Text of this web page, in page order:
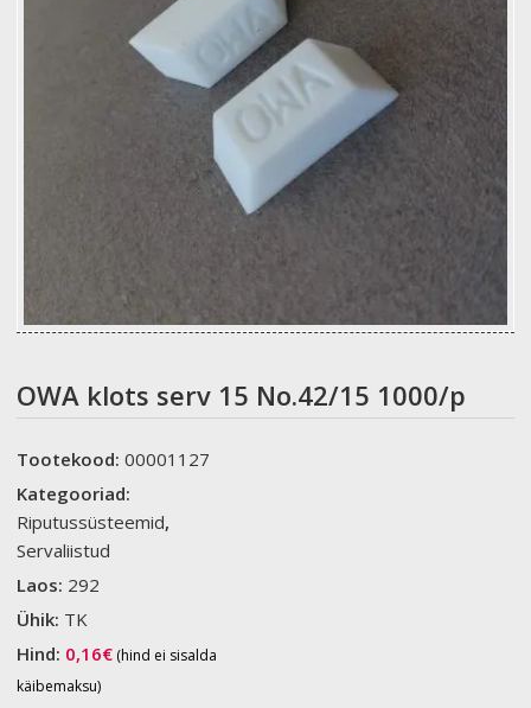
OWA klots serv 15 No.42/15 1000/p
Tootekood:00001127
Kategooriad:
Riputussüsteemid,
Servaliistud
Laos: 292
Ühik: TK
Hind: 0,16€ (hind ei sisalda
käibemaksu)